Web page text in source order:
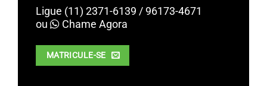
Ligue (11) 2371-6139 / 96173-4671
ou
Chame Agora
MATRICULE-SE